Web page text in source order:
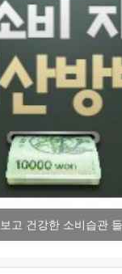
고 건강한 소비습관